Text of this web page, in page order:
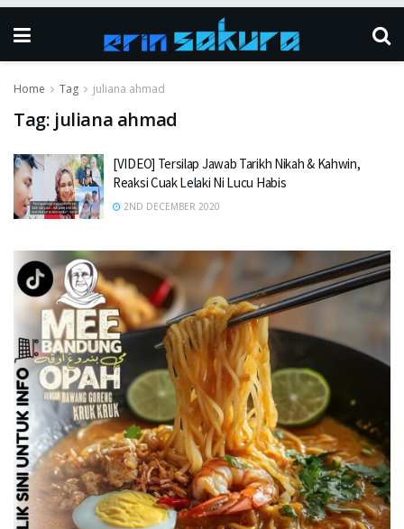
Home Tag juliana ahmad
Tag: juliana ahmad
[VIDEO] Tersilap Jawab Tarikh Nikah & Kahwin,
Reaksi Cuak Lelaki Ni Lucu Habis
2ND DECEMBER 2020